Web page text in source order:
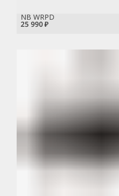
25 990 ₽
NB WRPD